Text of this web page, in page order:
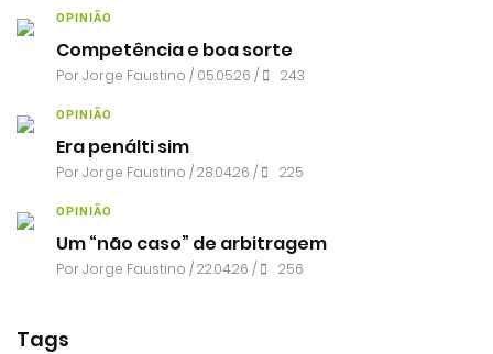
OPINIÃO
Competência e boa sorte
PorJorge Faustino / 05.05.26 / 243
OPINIÃO
Era penálti sim
PorJorge Faustino / 28.04.26 / 225
OPINIÃO
Um “não caso” de arbitragem
PorJorge Faustino / 22.04.26 / 256
Tags